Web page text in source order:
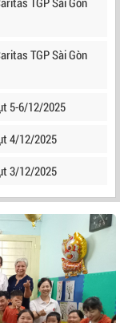
TGP Sài Gòn
5-6/12/2025
4/12/2025
3/12/2025